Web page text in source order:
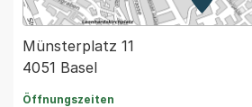
Zur
Münsterplatz 11
4051 Basel
Öffnungszeiten